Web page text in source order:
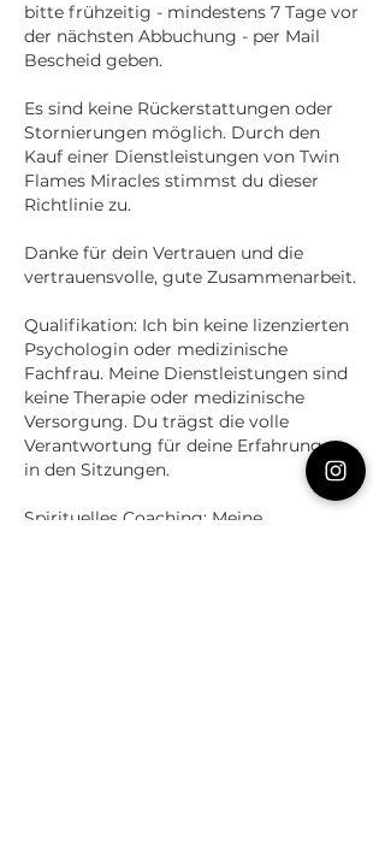
bitte frühzeitig - mindestens 7 Tage vor
der nächsten Abbuchung - per Mail
Bescheid geben.
Es sind keine Rückerstattungen oder
Stornierungen möglich. Durch den
Kauf einer Dienstleistungen von Twin
Flames Miracles stimmst du dieser
Richtlinie zu.
Danke für dein Vertrauen und die
vertrauensvolle, gute Zusammenarbeit.
Qualifikation: Ich bin keine lizenzierten
Psychologin oder medizinische
Fachfrau. Meine Dienstleistungen sind
keine Therapie oder medizinische
Versorgung. Du trägst die volle
Verantwortung für deine Erfahrungen
in den Sitzungen.
Spirituelles Coaching: Meine